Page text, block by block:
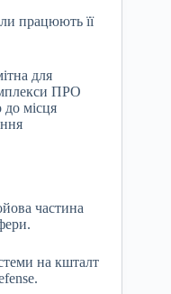
працюють її
для
ПРО
до місця
частина
на кшталт